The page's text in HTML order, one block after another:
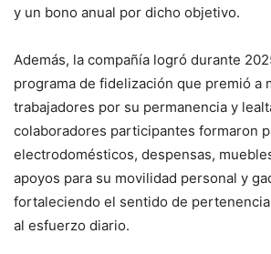
y un bono anual por dicho objetivo.
Además, la compañía logró durante
programa de fidelización que premió a
trabajadores por su permanencia y
colaboradores participantes formaron
electrodomésticos, despensas,
apoyos para su movilidad personal y
fortaleciendo el sentido de
al esfuerzo diario.